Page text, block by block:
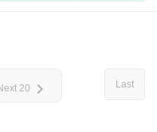
Last
20 chevron_right